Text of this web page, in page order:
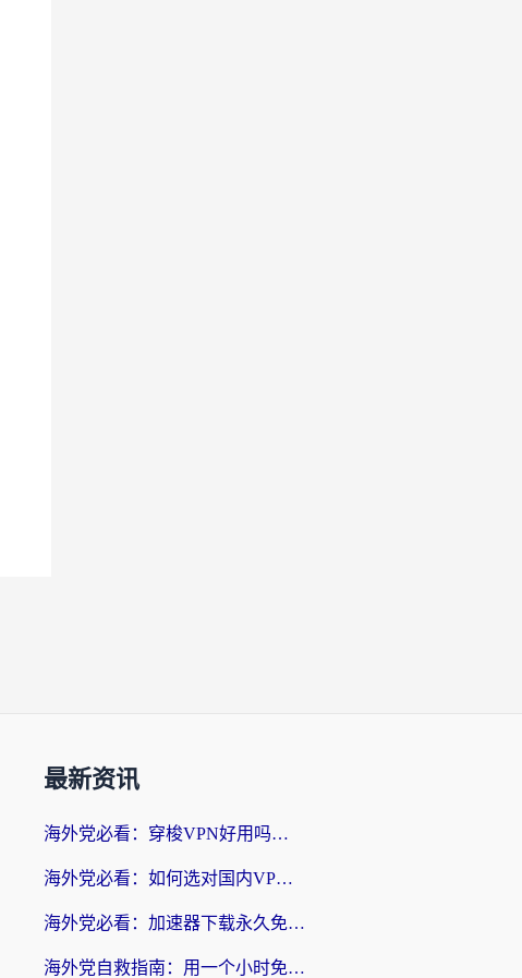
最新资讯
海外党必看：穿梭VPN好用吗？和云帆VPN对比哪个回国效果更好？附真实测评+避坑指南
海外党必看：如何选对国内VPN，实现无缝访问国内资源？
海外党必看：加速器下载永久免费版真的存在吗？教你无缝访问国内资源的正确姿势
海外党自救指南：用一个小时免费加速器，轻松打破国内资源访问壁垒？